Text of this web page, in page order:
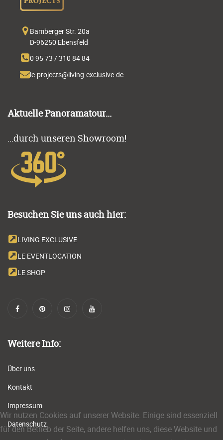
Bamberger Str. 20a
D-96250 Ebensfeld
0 95 73 / 310 84 84
Aktuelle Panoramatour...
...durch unseren Showroom!
Besuchen Sie uns auch hier:
LIVING EXCLUSIVE
LE EVENTLOCATION
LE SHOP
Weitere Info:
Über uns
Kontakt
Impressum
Datenschutz
Wir nutzen Cookies auf unserer Website. Einige sind essenziell
für den Betrieb der Seite, andere helfen uns, diese Website und